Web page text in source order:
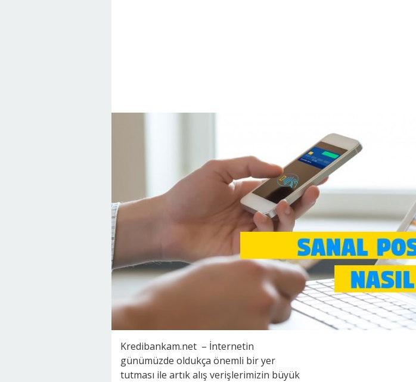
Kredibankam.net – İnternetin
günümüzde oldukça önemli bir yer
tutması ile artık alış verişlerimizin büyük